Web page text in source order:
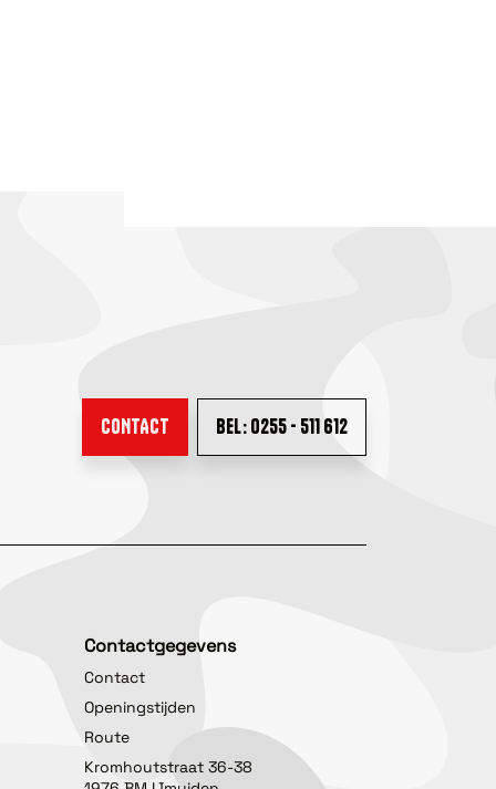
CONTACT BEL: 0255 - 511 612
Contactgegevens
Contact
Openingstijden
Route
Kromhoutstraat 36-38